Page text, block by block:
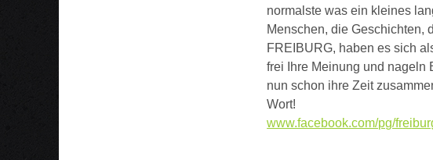
normalste was ein kleines
Menschen, die Geschichten,
FREIBURG, haben es sich
frei Ihre Meinung und nageln
nun schon ihre Zeit
Wort!
www.facebook.com/pg/fr